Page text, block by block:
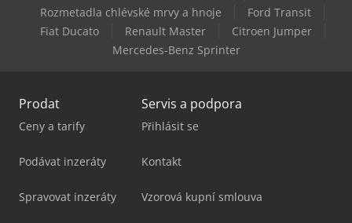
Manitou Mt 933 Easy
Rozmetadla chlévské mrvy a hnoje
Ford Transit
Fiat Ducato
Renault Master
Citroen Jumper
Mercedes-Benz Sprinter
Prodat
Ceny a tarify
Podávat inzeráty
Spravovat inzeráty
Servis a podpora
Přihlásit se
Kontakt
Vzorová kupní smlouva